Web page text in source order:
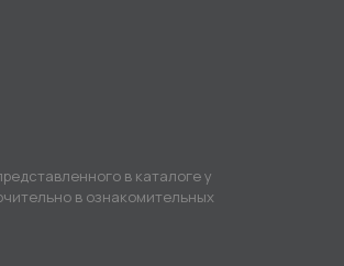
в каталоге у
в ознакомительных